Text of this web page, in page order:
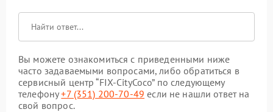
Вы можете ознакомиться с приведенными ниже
часто задаваемыми вопросами, либо обратиться в
сервисный центр “FIX-CityCoco” по следующему
телефону+7 (351) 200-70-49 если не нашли ответ на
свой вопрос.